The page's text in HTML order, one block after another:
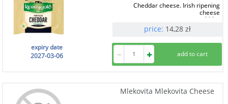
Cheddar cheese. Irish ripening
cheese
200 g
price: 14,28 zł
expiry date
2027-03-06
Mlekovita Mlekovita Cheese